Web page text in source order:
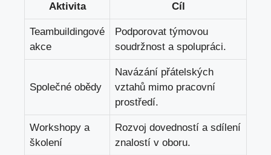
Aktivita Cíl
Teambuildingové
akce
Podporovat týmovou
soudržnost a spolupráci.
Společné obědy
Navázání přátelských
vztahů mimo pracovní
prostředí.
Workshopy a
školení
Rozvoj dovedností a sdílení
znalostí v oboru.